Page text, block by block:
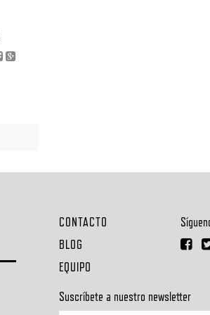
CONTACTO
BLOG
EQUIPO
Suscríbete a nuestro newsletter